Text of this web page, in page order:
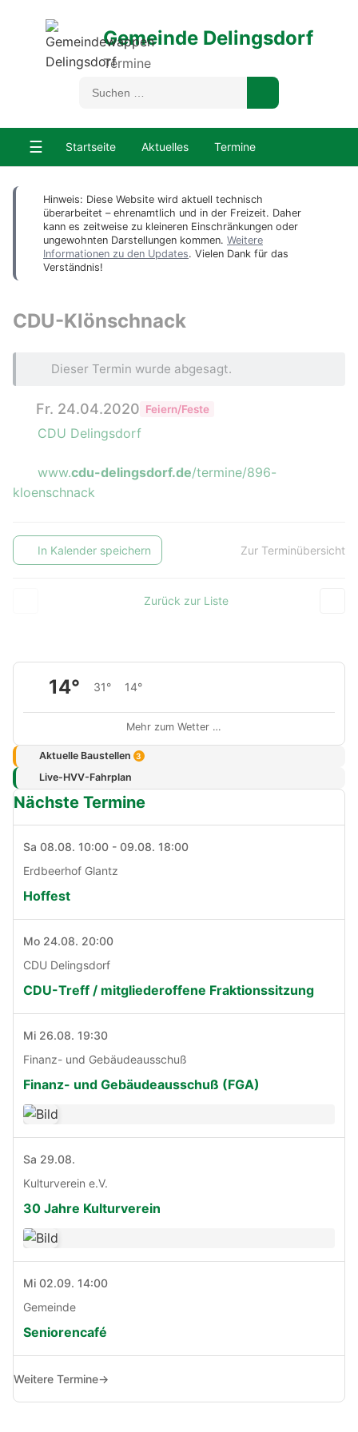
Gemeinde Delingsdorf
Termine
☰ Startseite Aktuelles Termine
Hinweis: Diese Website wird aktuell technisch
überarbeitet – ehrenamtlich und in der Freizeit. Daher
kann es zeitweise zu kleineren Einschränkungen oder
ungewohnten Darstellungen kommen. Weitere
Informationen zu den Updates. Vielen Dank für das
Verständnis!
CDU-Klönschnack
Dieser Termin wurde abgesagt.
Fr. 24.04.2020 Feiern/Feste
CDU Delingsdorf
www.cdu-delingsdorf.de/termine/896-
kloenschnack
In Kalender speichern Zur Terminübersicht
Zurück zur Liste
14° 31° 14°
Mehr zum Wetter …
Aktuelle Baustellen 3
Live-HVV-Fahrplan
Nächste Termine
Sa 08.08. 10:00 - 09.08. 18:00
Erdbeerhof Glantz
Hoffest
Mo 24.08. 20:00
CDU Delingsdorf
CDU-Treff / mitgliederoffene Fraktionssitzung
Mi 26.08. 19:30
Finanz- und Gebäudeausschuß
Finanz- und Gebäudeausschuß (FGA)
Sa 29.08.
Kulturverein e.V.
30 Jahre Kulturverein
Mi 02.09. 14:00
Gemeinde
Seniorencafé
Weitere Termine→